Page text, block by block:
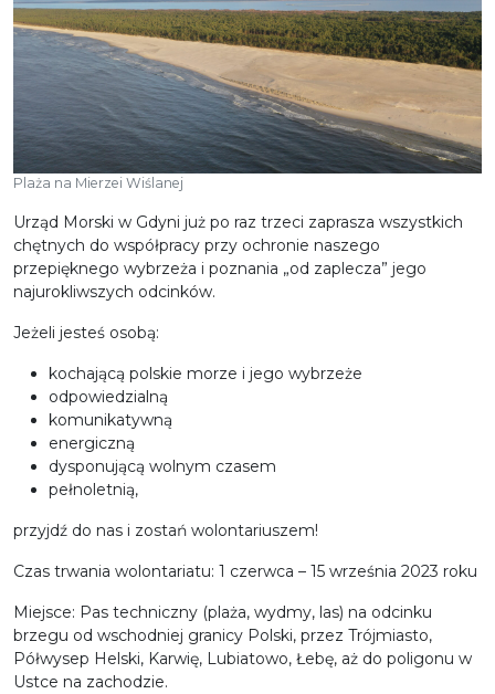
Plaża na Mierzei Wiślanej
Urząd Morski w Gdyni już po raz trzeci zaprasza wszystkich
chętnych do współpracy przy ochronie naszego
przepięknego wybrzeża i poznania „od zaplecza” jego
najurokliwszych odcinków.
Jeżeli jesteś osobą:
kochającą polskie morze i jego wybrzeże
odpowiedzialną
komunikatywną
energiczną
dysponującą wolnym czasem
pełnoletnią,
przyjdź do nas i zostań wolontariuszem!
Czas trwania wolontariatu: 1 czerwca – 15 września 2023 roku
Miejsce: Pas techniczny (plaża, wydmy, las) na odcinku
brzegu od wschodniej granicy Polski, przez Trójmiasto,
Półwysep Helski, Karwię, Lubiatowo, Łebę, aż do poligonu w
Ustce na zachodzie.